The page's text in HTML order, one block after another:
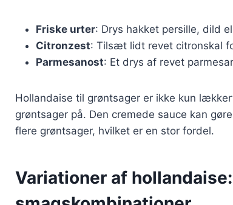
Friske urter: Drys hakket persille, dild
Citronzest: Tilsæt lidt revet citronskal
Parmesanost: Et drys af revet
Hollandaise til grøntsager er ikke kun
grøntsager på. Den cremede sauce kan
flere grøntsager, hvilket er en stor fordel.
Variationer af